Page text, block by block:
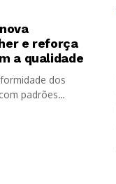
e reforça
a qualidade
dos
padrões